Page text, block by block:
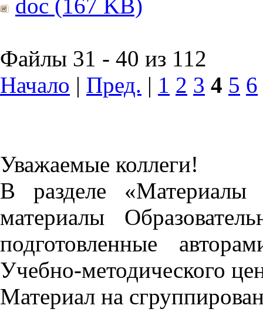
doc (167 KB)
Файлы 31 - 40 из 112
Начало | Пред. | 1 2 3 4 5 6
Уважаемые коллеги!
В разделе «Материалы
материалы
подготовленные
Учебно-методического
Материал на